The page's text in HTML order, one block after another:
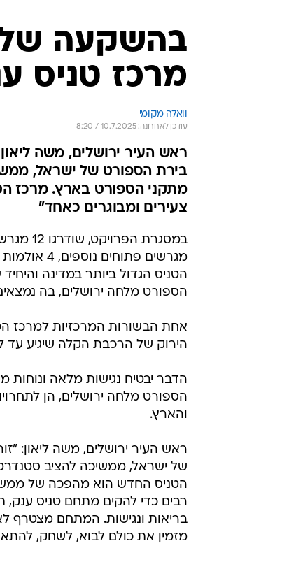
מרכז טניס
וואלה מקומי
עודכן לאחרונה: 10.7.2025 / 8:20
ראש העיר ירושלים, משה
בירת הספורט של ישראל,
מתקני הספורט בארץ. מרכז
צעירים ומבוגרים כאחד"
מגרשים
הטניס הגדול ביותר במדינה
הספורט מלחה ירושלים, בה
אחת הבשורות המרכזיות למרכז
הירוק של הרכבת הקלה שיגיע עד
הדבר יבטיח נגישות מלאה ונוחות
הספורט מלחה ירושלים, הן
והארץ.
ראש העיר ירושלים, משה ליאון:
של ישראל, ממשיכה להציב
הטניס החדש הוא מהפכה של ממש
רבים כדי להקים מתחם טניס ענק,
בריאות ונגישות. המתחם מצטרף
מזמין את כולם לבוא, לשחק,